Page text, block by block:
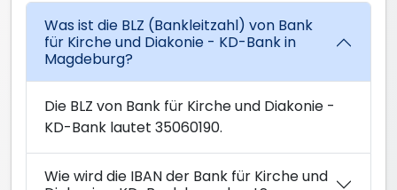
Was ist die BLZ (Bankleitzahl) von Bank
für Kirche und Diakonie - KD-Bank in
Magdeburg?
Die BLZ von Bank für Kirche und Diakonie -
KD-Bank lautet 35060190.
Wie wird die IBAN der Bank für Kirche und